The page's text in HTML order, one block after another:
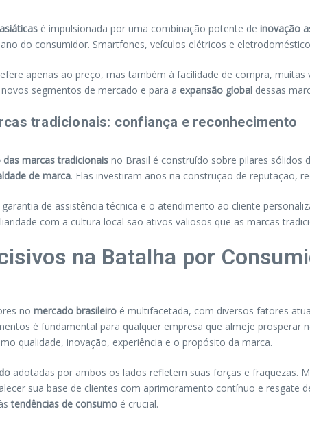
é impulsionada por uma combinação potente de inovação
do consumidor. Smartfones, veículos elétricos e
apenas ao preço, mas também à facilidade de compra,
segmentos de mercado e para a expansão global dessas
tradicionais: confiança e reconhecimento
das marcas tradicionais no Brasil é construído sobre pilares sólidos
de marca. Elas investiram anos na construção de reputação,
de assistência técnica e o atendimento ao cliente
com a cultura local são ativos valiosos que as marcas
na Batalha por
no mercado brasileiro é multifacetada, com diversos fatores
é fundamental para qualquer empresa que almeje prosperar
qualidade, inovação, experiência e o propósito da marca.
adotadas por ambos os lados refletem suas forças e fraquezas.
sua base de clientes com aprimoramento contínuo e resgate
tendências de consumo é crucial.